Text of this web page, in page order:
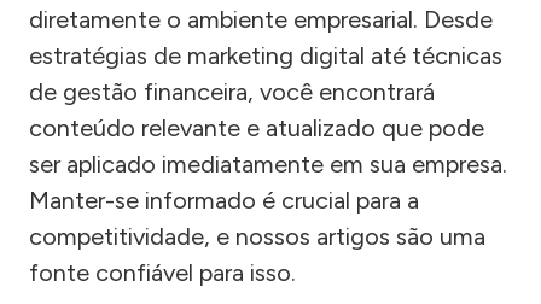
diretamente o ambiente empresarial. Desde
estratégias de marketing digital até técnicas
de gestão financeira, você encontrará
conteúdo relevante e atualizado que pode
ser aplicado imediatamente em sua empresa.
Manter-se informado é crucial para a
competitividade, e nossos artigos são uma
fonte confiável para isso.